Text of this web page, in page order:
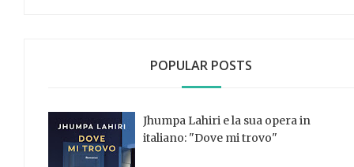
POPULAR POSTS
Jhumpa Lahiri e la sua opera in
italiano: "Dove mi trovo"